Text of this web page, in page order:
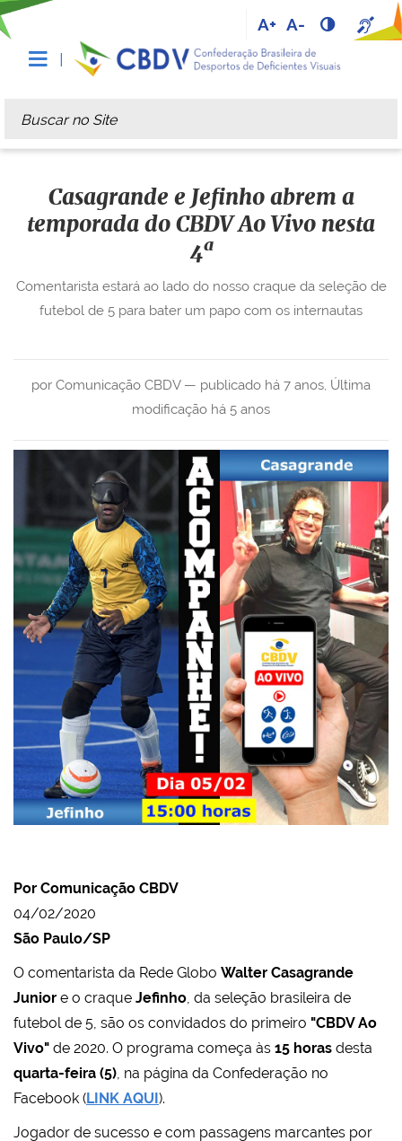
A+ A-
Busca
Busca Avançada…
Casagrande e Jefinho abrem a
temporada do CBDV Ao Vivo nesta
4ª
por Comunicação CBDV — publicado há 7 anos, Última
modificação há 5 anos
Comentarista estará ao lado do nosso craque da seleção de
futebol de 5 para bater um papo com os internautas
Por Comunicação CBDV
04/02/2020
São Paulo/SP
O comentarista da Rede Globo Walter Casagrande
Junior e o craque Jefinho, da seleção brasileira de
futebol de 5, são os convidados do primeiro "CBDV Ao
Vivo" de 2020. O programa começa às 15 horas desta
quarta-feira (5), na página da Confederação no
Facebook (LINK AQUI).
Jogador de sucesso e com passagens marcantes por